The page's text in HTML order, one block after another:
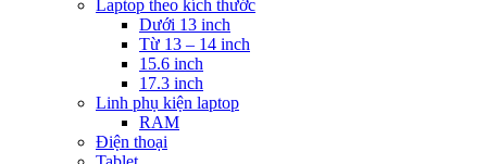
Laptop theo kích thước
Dưới 13 inch
Từ 13 – 14 inch
15.6 inch
17.3 inch
Linh phụ kiện laptop
RAM
Điện thoại